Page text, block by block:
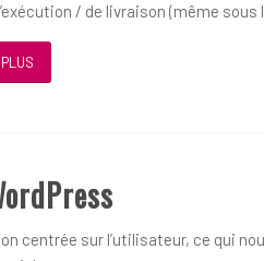
/ de livraison (même sous
centrée sur l’utilisateur, ce qui